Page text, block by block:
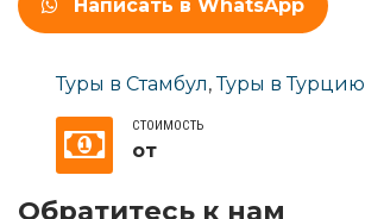
Написать в WhatsApp
Туры в Стамбул,Туры в Турцию
СТОИМОСТЬ
от
Обратитесь к нам